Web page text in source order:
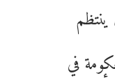
في